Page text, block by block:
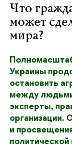
Что
может
мира?
Украины
остановить
между
эксперты,
организации.
и
политической